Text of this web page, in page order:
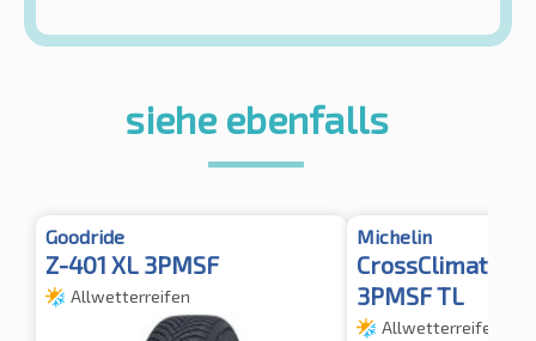
siehe ebenfalls
Goodride
Z-401 XL 3PMSF
Allwetterreifen
Michelin
CrossClimate 3
3PMSF TL
Allwetterreifen